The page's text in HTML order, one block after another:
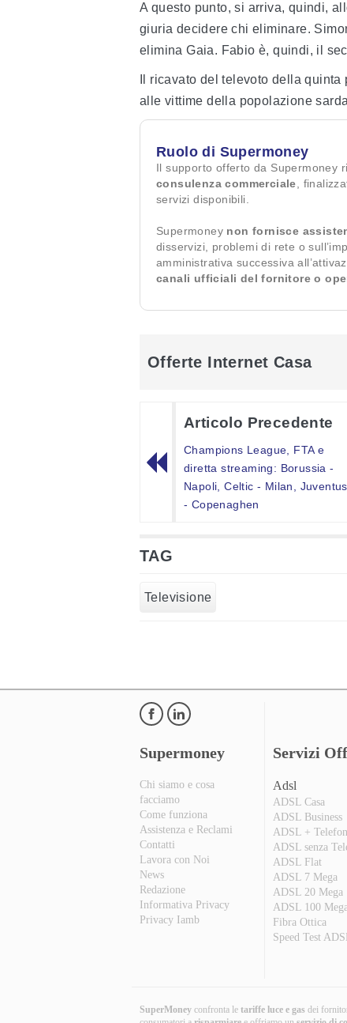
A questo punto, si arriva, quindi,
giuria decidere chi eliminare.
elimina Gaia. Fabio è, quindi, il
Il ricavato del televoto della
alle vittime della popolazione
Ruolo di Supermoney
Il supporto offerto da Supermoney
consulenza commerciale ,
servizi disponibili.
Supermoney non fornisce
disservizi, problemi di rete o
amministrativa successiva
canali ufficiali del fornitore o
Offerte Internet Casa
Articolo Precedente
Champions League, FTA e
diretta streaming: Borussia -
Napoli, Celtic - Milan, Juventus
- Copenaghen
TAG
Televisione
Supermoney
Chi siamo e cosa
facciamo
Come funziona
Assistenza e Reclami
Contatti
Lavora con Noi
News
Redazione
Informativa Privacy
Privacy Iamb
Servizi
Adsl
ADSL Casa
ADSL Business
ADSL +
ADSL senza
ADSL Flat
ADSL 7 Mega
ADSL 20 Mega
ADSL 100
Fibra Ottica
Speed Test
SuperMoney confronta le tariffe luce e gas dei